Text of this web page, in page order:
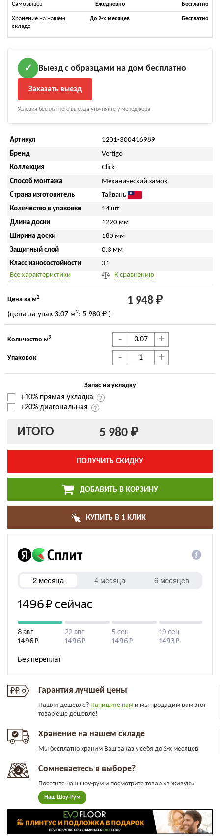
Самовывоз Ежедневно Бесплатно
Хранение на нашем
складе
До 2-х месяцев Бесплатно
✓ Выезд с образцами на дом бесплатно
Заказать выезд
Условия бесплатного выезда уточняйте у менеджера
Артикул
1201-300416989
Бренд
Vertigo
Коллекция
Click
Способ монтажа
Механический замок
Страна изготовитель
Тайвань
Количество в упаковке
14 шт
Длина доски
1220 мм
Ширина доски
180 мм
Защитный слой
0.3 мм
Класс износостойкости
31
Все характеристики
К сравнению
Цена за м2 1 948 ₽
(цена за упак 3.07 м2: 5 980 ₽ )
Количество м2 - +
Упаковок - +
Запас на укладку
+10% прямая укладка
+20% диагональная
ИТОГО 5 980 ₽
ПОЛУЧИТЬ СКИДКУ
ДОБАВИТЬ В КОРЗИНУ
КУПИТЬ В 1 КЛИК
Гарантия лучшей цены
Нашли дешевле? Напишите нам и мы продадим вам этот
товар еще дешевле!
Хранение на нашем складе
Мы бесплатно храним Ваш заказ у себя до 2-х месяцев
Сомневаетесь в выборе?
Посетите наш шоу-рум и посмотрите товар «в живую»
Наш Шоу-Рум